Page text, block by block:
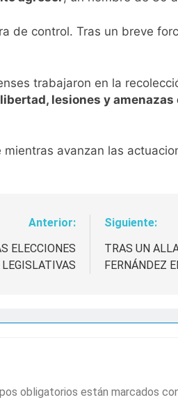
de control. Tras un breve
trabajaron en la
lesiones y
avanzan las
Anterior:
ELECCIONES
LEGISLATIVAS
Siguiente:
TRAS UN
FERNÁNDEZ
obligatorios están marcados